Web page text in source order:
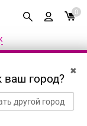
0
✖
ваш город?
другой город
Glass,